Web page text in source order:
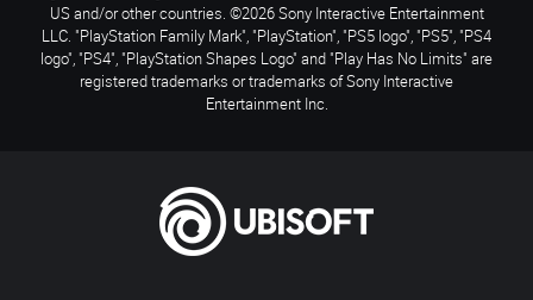
US and/or other countries. ©2026 Sony Interactive Entertainment
LLC. "PlayStation Family Mark", "PlayStation", "PS5 logo", "PS5", "PS4
logo", "PS4", "PlayStation Shapes Logo" and "Play Has No Limits" are
registered trademarks or trademarks of Sony Interactive
Entertainment Inc.